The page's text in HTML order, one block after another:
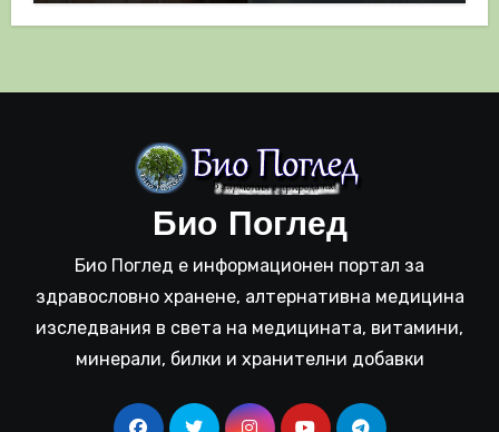
Био Поглед
Био Поглед е информационен портал за
здравословно хранене, алтернативна медицина
изследвания в света на медицината, витамини,
минерали, билки и хранителни добавки